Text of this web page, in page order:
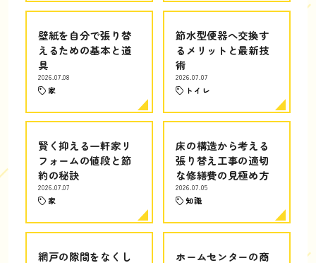
壁紙を自分で張り替
えるための基本と道
具
2026.07.08
家
節水型便器へ交換す
るメリットと最新技
術
2026.07.07
トイレ
賢く抑える一軒家リ
フォームの値段と節
約の秘訣
2026.07.07
家
床の構造から考える
張り替え工事の適切
な修繕費の見極め方
2026.07.05
知識
網戸の隙間をなくし
ホームセンターの商